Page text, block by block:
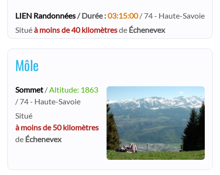
LIEN Randonnées / Durée :03:15:00/ 74 - Haute-Savoie
Situéà moins de 40 kilomètresde Échenevex
Môle
Sommet / Altitude: 1863
/ 74 - Haute-Savoie
Situé
à moins de 50 kilomètres
de Échenevex